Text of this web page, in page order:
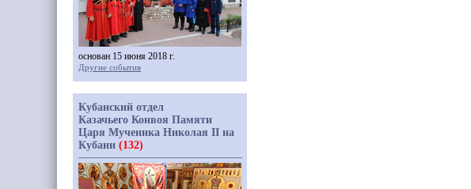
основан 15 июня 2018 г.
Другие события
Кубанский отдел
Казачьего Конвоя Памяти
Царя Мученика Николая II на
Кубани (132)